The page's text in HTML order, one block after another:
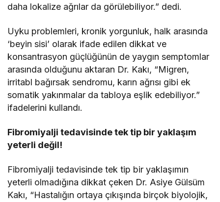
daha lokalize ağrılar da görülebiliyor.” dedi.
Uyku problemleri, kronik yorgunluk, halk arasında
‘beyin sisi’ olarak ifade edilen dikkat ve
konsantrasyon güçlüğünün de yaygın semptomlar
arasında olduğunu aktaran Dr. Kakı, “Migren,
irritabl bağırsak sendromu, karın ağrısı gibi ek
somatik yakınmalar da tabloya eşlik edebiliyor.”
ifadelerini kullandı.
Fibromiyalji tedavisinde tek tip bir yaklaşım
yeterli değil!
Fibromiyalji tedavisinde tek tip bir yaklaşımın
yeterli olmadığına dikkat çeken Dr. Asiye Gülsüm
Kakı, “Hastalığın ortaya çıkışında birçok biyolojik,